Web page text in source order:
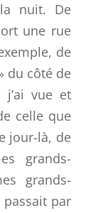
nuit. De
une rue
de
du côté de
j’ai vue et
celle que
jour-là, de
grands-
grands-
par